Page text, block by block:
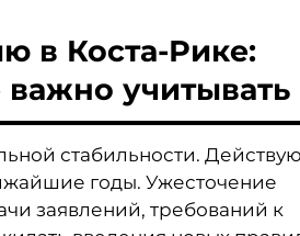
в Коста-Рике:
учитывать
стабильности.
годы. Ужесточение
заявлений, требований к